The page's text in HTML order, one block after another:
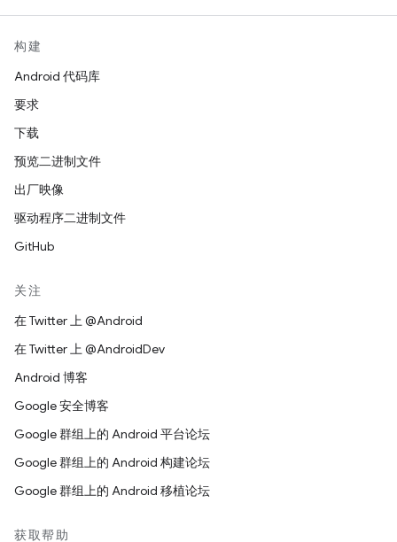
构建
Android 代码库
要求
下载
预览二进制文件
出厂映像
驱动程序二进制文件
GitHub
关注
在 Twitter 上 @Android
在 Twitter 上 @AndroidDev
Android 博客
Google 安全博客
Google 群组上的 Android 平台论坛
Google 群组上的 Android 构建论坛
Google 群组上的 Android 移植论坛
获取帮助